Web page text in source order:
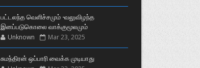
பட்டலந்த வெளிச்சமும் -வலுவிழந்த
இனப்படுகொலை வாக்குமூலமும்
Unknown Mar 23, 2025
சுமந்திரன் ஒப்பாரி வைக்க முடியாது